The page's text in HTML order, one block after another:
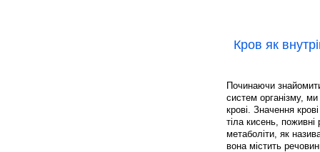
Кров як
Починаючи
систем організму,
крові. Значення
тіла кисень,
метаболіти, як
вона містить